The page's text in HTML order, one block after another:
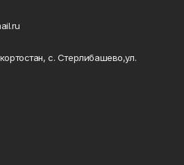
c. Стерлибашево,ул.